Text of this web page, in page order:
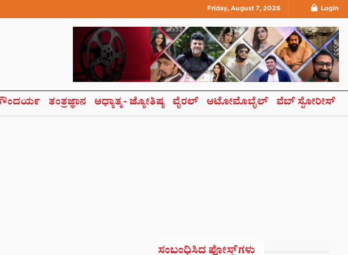
Friday, August 7, 2026 Login
ತಂತ್ರಜ್ಞಾನ ಆಧ್ಯಾತ್ಮ- ಜ್ಯೋತಿಷ್ಯ ವೈರಲ್ ಆಟೋಮೊಬೈಲ್ ವೆಬ್ ಸ್ಟೋರೀಸ್
ಸಂಬಂಧಿಸಿದ ಪೋಸ್ಟ್‌ಗಳು